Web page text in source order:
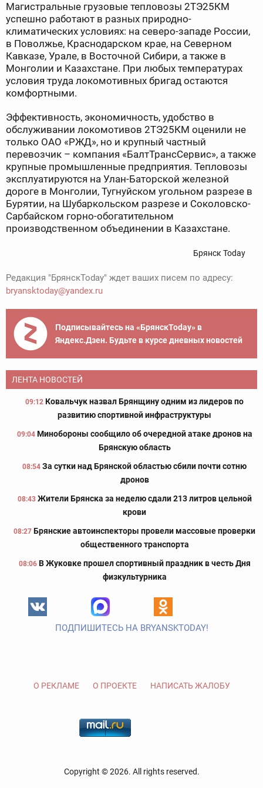
Магистральные грузовые тепловозы 2ТЭ25КМ
успешно работают в разных природно-
климатических условиях: на северо-западе России,
в Поволжье, Краснодарском крае, на Северном
Кавказе, Урале, в Восточной Сибири, а также в
Монголии и Казахстане. При любых температурах
условия труда локомотивных бригад остаются
комфортными.
Эффективность, экономичность, удобство в
обслуживании локомотивов 2ТЭ25КМ оценили не
только ОАО «РЖД», но и крупный частный
перевозчик – компания «БалтТрансСервис», а также
крупные промышленные предприятия. Тепловозы
эксплуатируются на Улан-Баторской железной
дороге в Монголии, Тугнуйском угольном разрезе в
Бурятии, на Шубаркольском разрезе и Соколовско-
Сарбайском горно-обогатительном
производственном объединении в Казахстане.
Брянск Today
Редакция "БрянскToday" ждет ваших писем по адресу:
bryansktoday@yandex.ru
Подписывайтесь на «БрянскToday» в
Яндекс.Дзен. Будьте в курсе дневных новостей
ЛЕНТА НОВОСТЕЙ
09:12 Ковальчук назвал Брянщину одним из лидеров по
развитию спортивной инфраструктуры
09:04 Минобороны сообщило об очередной атаке дронов на
Брянскую область
08:54 За сутки над Брянской областью сбили почти сотню
дронов
08:43 Жители Брянска за неделю сдали 213 литров цельной
крови
08:27 Брянские автоинспекторы провели массовые проверки
общественного транспорта
08:06 В Жуковке прошел спортивный праздник в честь Дня
физкультурника
ПОДПИШИТЕСЬ НА BRYANSKTODAY!
О РЕКЛАМЕ О ПРОЕКТЕ НАПИСАТЬ ЖАЛОБУ
Copyright © 2026. All rights reserved.